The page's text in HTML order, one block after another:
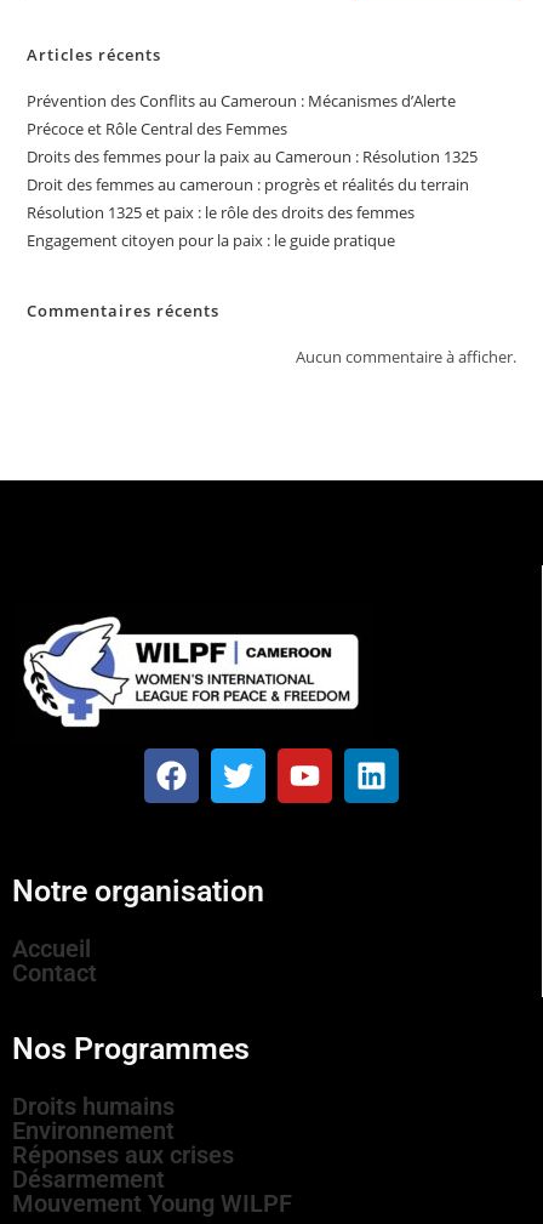
Articles récents
Prévention des Conflits au Cameroun : Mécanismes d’Alerte
Précoce et Rôle Central des Femmes
Droits des femmes pour la paix au Cameroun : Résolution 1325
Droit des femmes au cameroun : progrès et réalités du terrain
Résolution 1325 et paix : le rôle des droits des femmes
Engagement citoyen pour la paix : le guide pratique
Commentaires récents
Aucun commentaire à afficher.
Notre organisation
Accueil
Contact
Nos Programmes
Droits humains
Environnement
Réponses aux crises
Désarmement
Mouvement Young WILPF